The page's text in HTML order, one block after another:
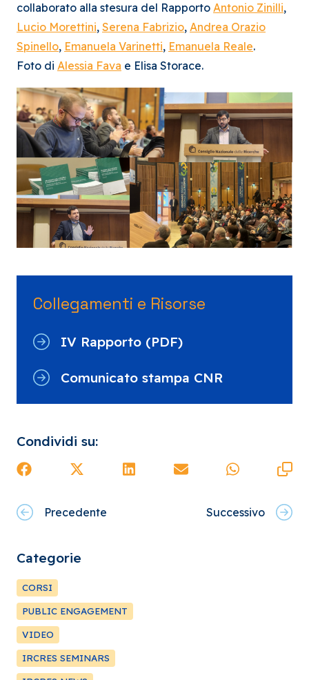
collaborato alla stesura del Rapporto Antonio Zinilli,
Lucio Morettini, Serena Fabrizio, Andrea Orazio
Spinello, Emanuela Varinetti, Emanuela Reale.
Foto di Alessia Fava e Elisa Storace.
Collegamenti e Risorse
IV Rapporto (PDF)
Comunicato stampa CNR
Condividi su:
Precedente Successivo
Categorie
CORSI
PUBLIC ENGAGEMENT
VIDEO
IRCRES SEMINARS